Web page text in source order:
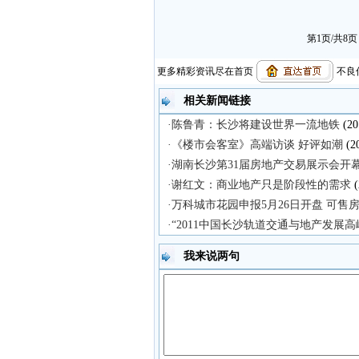
第1页/共8
更多精彩资讯尽在首页 不良
相关新闻链接
·陈鲁青：长沙将建设世界一流地铁
·《楼市会客室》高端访谈 好评如潮
·湖南长沙第31届房地产交易展示会开
·谢红文：商业地产只是阶段性的需求
·万科城市花园申报5月26日开盘 可售
·“2011中国长沙轨道交通与地产发展
我来说两句